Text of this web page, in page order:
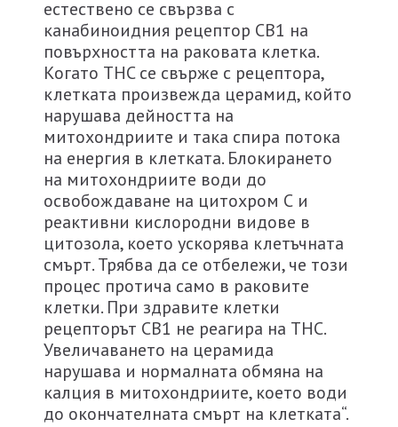
естествено се свързва с
канабиноидния рецептор СВ1 на
повърхността на раковата клетка.
Когато THC се свърже с рецептора,
клетката произвежда церамид, който
нарушава дейността на
митохондриите и така спира потока
на енергия в клетката. Блокирането
на митохондриите води до
освобождаване на цитохром С и
реактивни кислородни видове в
цитозола, което ускорява клетъчната
смърт. Трябва да се отбележи, че този
процес протича само в раковите
клетки. При здравите клетки
рецепторът СВ1 не реагира на ТНС.
Увеличаването на церамида
нарушава и нормалната обмяна на
калция в митохондриите, което води
до окончателната смърт на клетката“.